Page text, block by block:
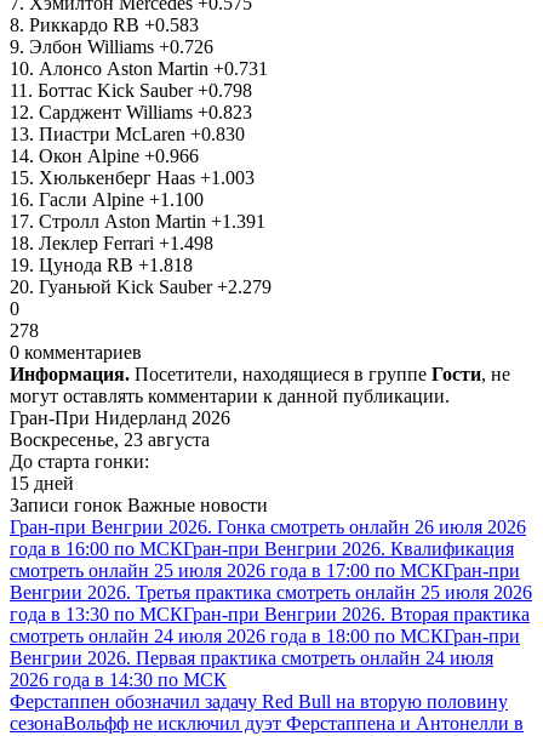
8. Риккардо RB +0.583
9. Элбон Williams +0.726
10. Алонсо Aston Martin +0.731
11. Боттас Kick Sauber +0.798
12. Сарджент Williams +0.823
13. Пиастри McLaren +0.830
14. Окон Alpine +0.966
15. Хюлькенберг Haas +1.003
16. Гасли Alpine +1.100
17. Стролл Aston Martin +1.391
18. Леклер Ferrari +1.498
19. Цунода RB +1.818
20. Гуаньюй Kick Sauber +2.279
0
278
0 комментариев
Информация. Посетители, находящиеся в группе Гости, не
могут оставлять комментарии к данной публикации.
Гран-При Нидерланд 2026
Воскресенье, 23 августа
До старта гонки:
15 дней
Записи гонок Важные новости
Гран-при Венгрии 2026. Гонка смотреть онлайн 26 июля 2026
года в 16:00 по МСКГран-при Венгрии 2026. Квалификация
смотреть онлайн 25 июля 2026 года в 17:00 по МСКГран-при
Венгрии 2026. Третья практика смотреть онлайн 25 июля 2026
года в 13:30 по МСКГран-при Венгрии 2026. Вторая практика
смотреть онлайн 24 июля 2026 года в 18:00 по МСКГран-при
Венгрии 2026. Первая практика смотреть онлайн 24 июля
2026 года в 14:30 по МСК
Ферстаппен обозначил задачу Red Bull на вторую половину
сезонаВольфф не исключил дуэт Ферстаппена и Антонелли в